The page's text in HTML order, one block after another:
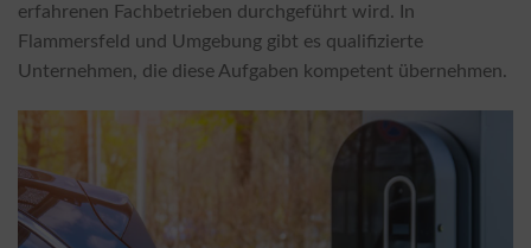
erfahrenen Fachbetrieben durchgeführt wird. In
Flammersfeld und Umgebung gibt es qualifizierte
Unternehmen, die diese Aufgaben kompetent übernehmen.